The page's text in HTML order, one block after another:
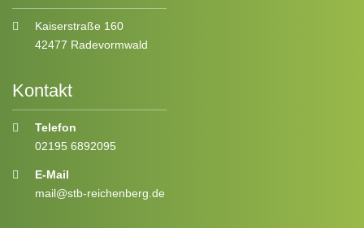
Kaiserstraße 160
42477 Radevormwald
Kontakt
Telefon
02195 6892095
E-Mail
mail@stb-reichenberg.de